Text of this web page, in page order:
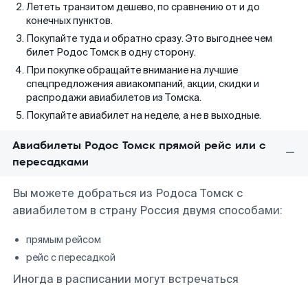
Лететь транзитом дешево, по сравнению от и до
конечных пунктов.
Покупайте туда и обратно сразу. Это выгоднее чем
билет Родос Томск в одну сторону.
При покупке обращайте внимание на лучшие
спецпредложения авиакомпаний, акции, скидки и
распродажи авиабилетов из Томска.
Покупайте авиабилет на неделе, а не в выходные.
Авиабилеты Родос Томск прямой рейс или с
пересадками
Вы можете добраться из Родоса Томск с
авиабилетом в страну Россия двумя способами:
прямым рейсом
рейс с пересадкой
Иногда в расписании могут встречаться